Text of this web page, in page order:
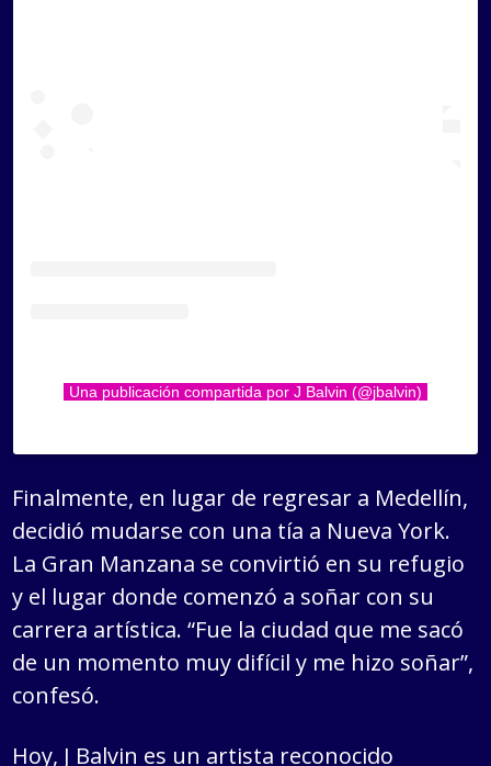
Una publicación compartida por J Balvin (@jbalvin)
Finalmente, en lugar de regresar a Medellín,
decidió mudarse con una tía a Nueva York.
La Gran Manzana se convirtió en su refugio
y el lugar donde comenzó a soñar con su
carrera artística. “Fue la ciudad que me sacó
de un momento muy difícil y me hizo soñar”,
confesó.
Hoy, J Balvin es un artista reconocido